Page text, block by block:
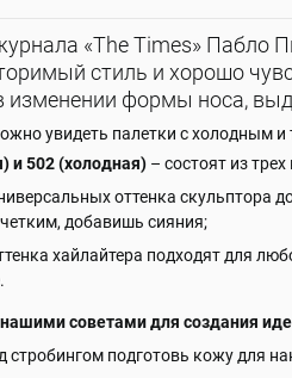
«The Times» Пабло
стиль и хорошо
формы носа,
увидеть палетки с холодным
и 502 (холодная)– состоят из
оттенка скульптора
добавишь сияния;
хайлайтера подходят для
нашими советами для создания
стробингом подготовь кожу для